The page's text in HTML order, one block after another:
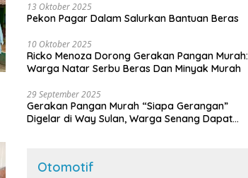
13 Oktober 2025
Pekon Pagar Dalam Salurkan Bantuan Beras
10 Oktober 2025
Ricko Menoza Dorong Gerakan Pangan Murah:
Warga Natar Serbu Beras Dan Minyak Murah
29 September 2025
Gerakan Pangan Murah “Siapa Gerangan”
Digelar di Way Sulan, Warga Senang Dapat
Otomotif